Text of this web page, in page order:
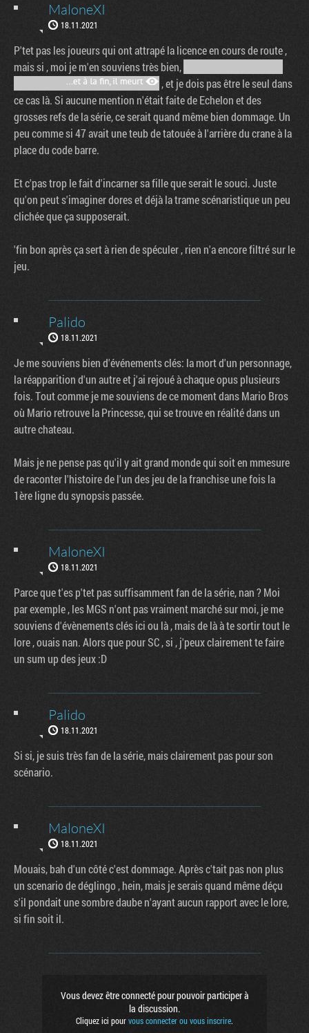
MaloneXI
18.11.2021
P'tet pas les joueurs qui ont attrapé la licence en cours de route ,
mais si , moi je m'en souviens très bien,
, et je dois pas être le seul dans
ce cas là. Si aucune mention n'était faite de Echelon et des
grosses refs de la série, ce serait quand même bien dommage. Un
peu comme si 47 avait une teub de tatouée à l'arrière du crane à la
place du code barre.
Et c'pas trop le fait d'incarner sa fille que serait le souci. Juste
qu'on peut s'imaginer dores et déjà la trame scénaristique un peu
clichée que ça supposerait.
'fin bon après ça sert à rien de spéculer , rien n'a encore filtré sur le
jeu.
Palido
18.11.2021
Je me souviens bien d'événements clés: la mort d'un personnage,
la réapparition d'un autre et j'ai rejoué à chaque opus plusieurs
fois. Tout comme je me souviens de ce moment dans Mario Bros
où Mario retrouve la Princesse, qui se trouve en réalité dans un
autre chateau.
Mais je ne pense pas qu'il y ait grand monde qui soit en mmesure
de raconter l'histoire de l'un des jeu de la franchise une fois la
1ère ligne du synopsis passée.
MaloneXI
18.11.2021
Parce que t'es p'tet pas suffisamment fan de la série, nan ? Moi
par exemple , les MGS n'ont pas vraiment marché sur moi, je me
souviens d'évènements clés ici ou là , mais de là à te sortir tout le
lore , ouais nan. Alors que pour SC , si , j'peux clairement te faire
un sum up des jeux :D
Palido
18.11.2021
Si si, je suis très fan de la série, mais clairement pas pour son
scénario.
MaloneXI
18.11.2021
Mouais, bah d'un côté c'est dommage. Après c'tait pas non plus
un scenario de déglingo , hein, mais je serais quand même déçu
s'il pondait une sombre daube n'ayant aucun rapport avec le lore,
si fin soit il.
Vous devez être connecté pour pouvoir participer à
la discussion.
Cliquez ici pourvous connecter ou vous inscrire.